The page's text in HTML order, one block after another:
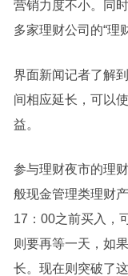
营销力度不小。同时
多家理财公司的“理
界面新闻记者了解
间相应延长，可以
益。
参与理财夜市的理
般现金管理类理财
17：00之前买入，
则要再等一天，如
长。现在则突破了